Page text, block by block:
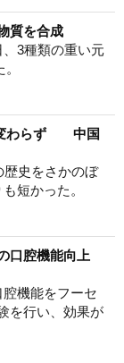
質を合成
3種類の重い元
変わらず 中国
歴史をさかのぼ
短かった。
口腔機能向上
機能をフーセ
を行い、効果が